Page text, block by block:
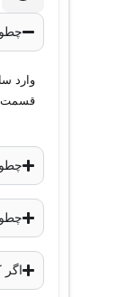
دوربین
وارد
قسمت
اگر